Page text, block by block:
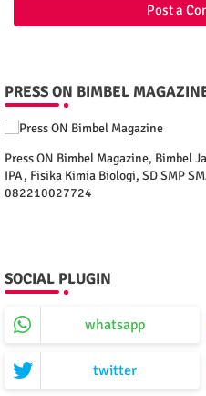
Post a
PRESS ON BIMBEL
Press ON Bimbel Magazine, Bimbel
IPA, Fisika Kimia Biologi, SD SMP
082210027724
SOCIAL PLUGIN
whatsapp
twitter